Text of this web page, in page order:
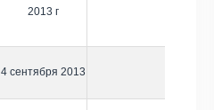
2013 г
4 сентября 2013